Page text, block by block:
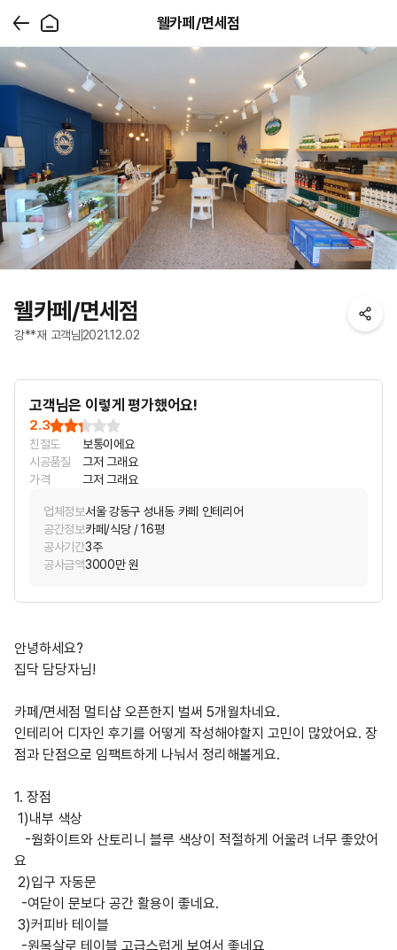
웰카페/면세점
웰카페/면세점
강**재 고객님 2021.12.02
고객님은 이렇게 평가했어요!
2.3
친절도
보통이에요
시공품질
그저 그래요
가격
그저 그래요
업체정보서울 강동구 성내동 카페 인테리어
공간정보카페/식당 / 16평
공사기간3주
공사금액3000만 원
안녕하세요?
집닥 담당자님!
카페/면세점 멀티샵 오픈한지 벌써 5개월차네요.
인테리어 디자인 후기를 어떻게 작성해야할지 고민이 많았어요. 장
점과 단점으로 임팩트하게 나눠서 정리해볼게요.
1. 장점
1)내부 색상
-웜화이트와 산토리니 블루 색상이 적절하게 어울려 너무 좋았어
요
2)입구 자동문
-여닫이 문보다 공간 활용이 좋네요.
3)커피바 테이블
-원목살로 테이블 고급스럽게 보여서 좋네요